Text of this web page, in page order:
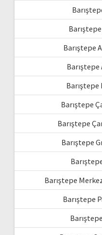
Barıştepe
Barıştepe
Barıştepe
Barıştepe
Barıştepe
Barıştepe
Barıştepe
Barıştepe